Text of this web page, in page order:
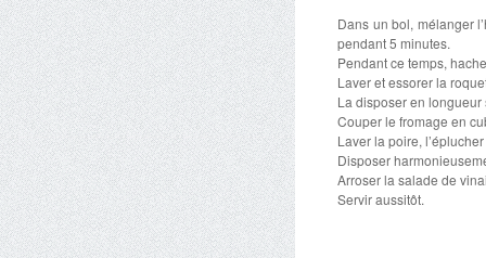
Dans un bol, mélanger
pendant 5 minutes.
Pendant ce temps,
Laver et essorer la
La disposer en longueur
Couper le fromage en
Laver la poire,
Disposer
Arroser la salade de
Servir aussitôt.